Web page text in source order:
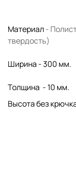
Материал-
твердость)
Ширина - 300 мм.
Толщина - 10 мм.
Высота без